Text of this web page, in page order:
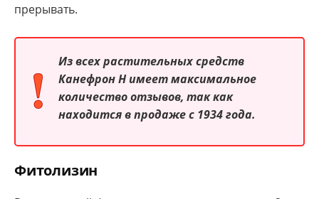
прерывать.
Из всех растительных средств
Канефрон Н имеет максимальное
количество отзывов, так как
находится в продаже с 1934 года.
Фитолизин